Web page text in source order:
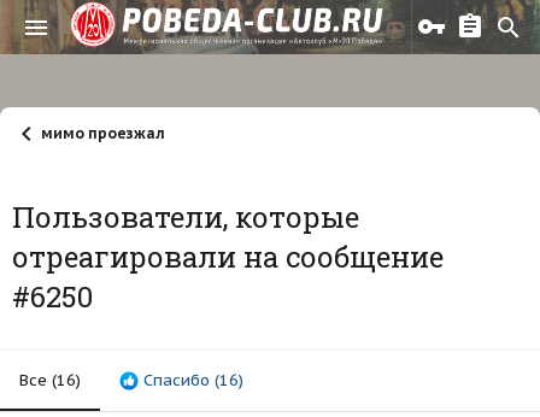
мимо проезжал
Пользователи, которые
отреагировали на сообщение
#6250
Все (16) Спасибо (16)